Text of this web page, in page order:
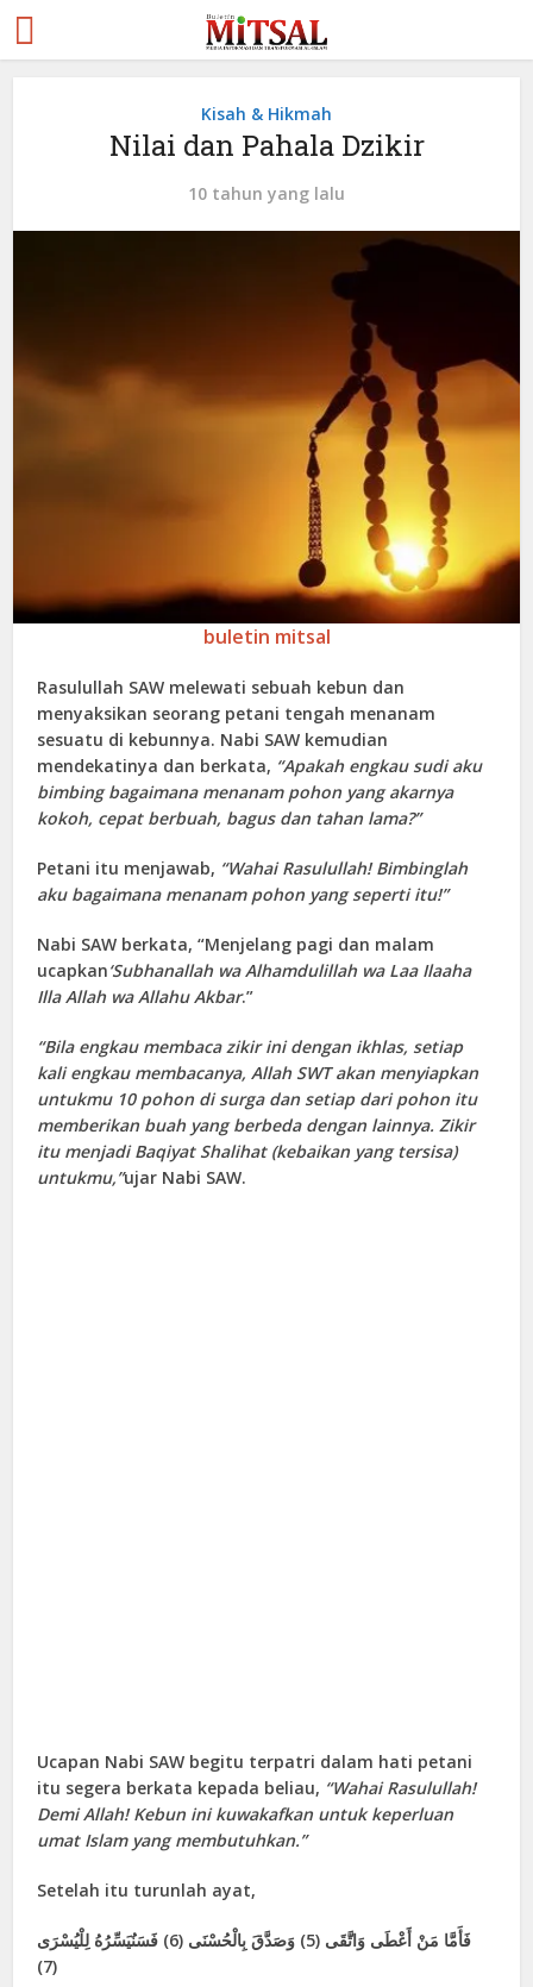
Kisah & Hikmah
Nilai dan Pahala Dzikir
10 tahun yang lalu
buletin mitsal
Rasulullah SAW melewati sebuah kebun dan
menyaksikan seorang petani tengah menanam
sesuatu di kebunnya. Nabi SAW kemudian
mendekatinya dan berkata, “Apakah engkau sudi aku
bimbing bagaimana menanam pohon yang akarnya
kokoh, cepat berbuah, bagus dan tahan lama?”
Petani itu menjawab, “Wahai Rasulullah! Bimbinglah
aku bagaimana menanam pohon yang seperti itu!”
Nabi SAW berkata, “Menjelang pagi dan malam
ucapkan‘Subhanallah wa Alhamdulillah wa Laa Ilaaha
Illa Allah wa Allahu Akbar.”
“Bila engkau membaca zikir ini dengan ikhlas, setiap
kali engkau membacanya, Allah SWT akan menyiapkan
untukmu 10 pohon di surga dan setiap dari pohon itu
memberikan buah yang berbeda dengan lainnya. Zikir
itu menjadi Baqiyat Shalihat (kebaikan yang tersisa)
untukmu,”ujar Nabi SAW.
Ucapan Nabi SAW begitu terpatri dalam hati petani
itu segera berkata kepada beliau, “Wahai Rasulullah!
Demi Allah! Kebun ini kuwakafkan untuk keperluan
umat Islam yang membutuhkan.”
Setelah itu turunlah ayat,
فَأَمَّا مَنْ أَعْطَى وَاتَّقَى (5) وَصَدَّقَ بِالْحُسْنَى (6) فَسَنُيَسِّرُهُ لِلْيُسْرَى
(7)